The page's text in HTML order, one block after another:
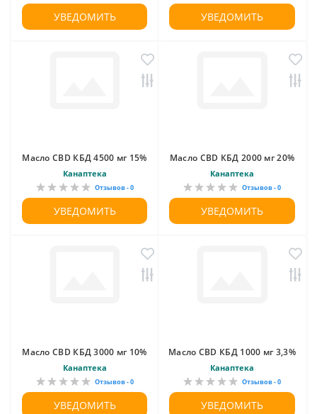
УВЕДОМИТЬ УВЕДОМИТЬ
Масло CBD КБД 4500 мг 15%
Канаптека
Отзывов - 0
УВЕДОМИТЬ
Масло CBD КБД 2000 мг 20%
Канаптека
Отзывов - 0
УВЕДОМИТЬ
Масло CBD КБД 3000 мг 10%
Канаптека
Отзывов - 0
УВЕДОМИТЬ
Масло CBD КБД 1000 мг 3,3%
Канаптека
Отзывов - 0
УВЕДОМИТЬ